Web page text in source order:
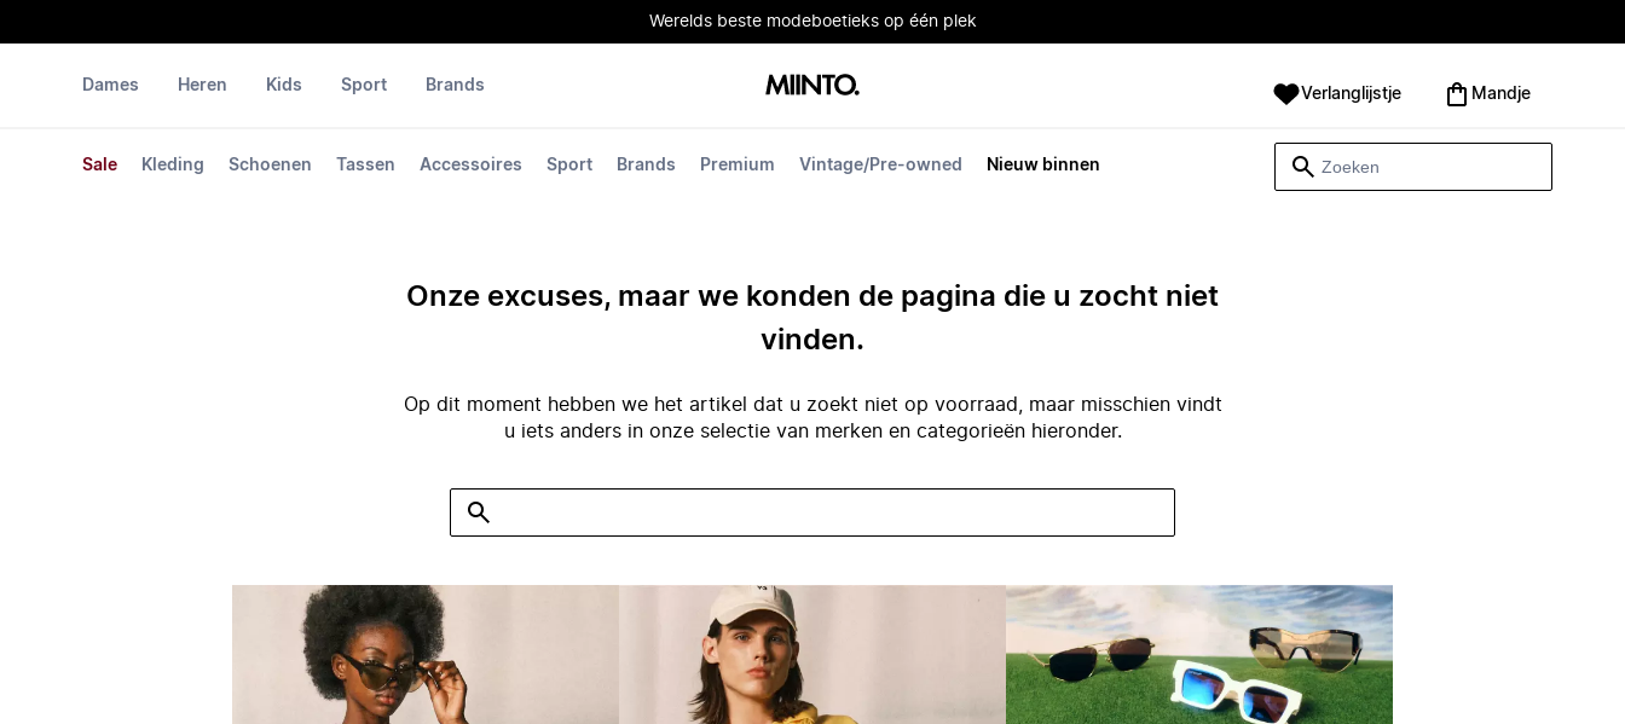
Werelds beste modeboetieks op één plek
Dames
Sale Kleding Schoenen Tassen Accessoires Sport Brands Premium Vintage/Pre-owned Nieuw binnen
Heren Kids Sport Brands Verlanglijstje Mandje
Onze excuses, maar we konden de pagina die u zocht niet
vinden.
Op dit moment hebben we het artikel dat u zoekt niet op voorraad, maar misschien vindt
u iets anders in onze selectie van merken en categorieën hieronder.